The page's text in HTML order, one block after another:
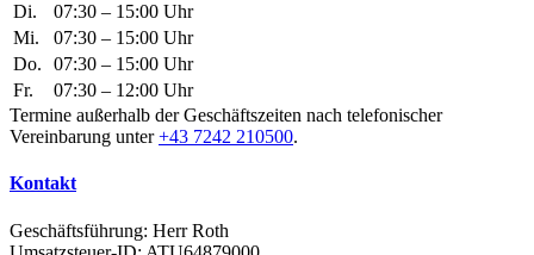
Di.
07:30 – 15:00 Uhr
Mi.
07:30 – 15:00 Uhr
Do.
07:30 – 15:00 Uhr
Fr.
07:30 – 12:00 Uhr
Termine außerhalb der Geschäftszeiten nach telefonischer
Vereinbarung unter+43 7242 210500.
Kontakt
Geschäftsführung: Herr Roth